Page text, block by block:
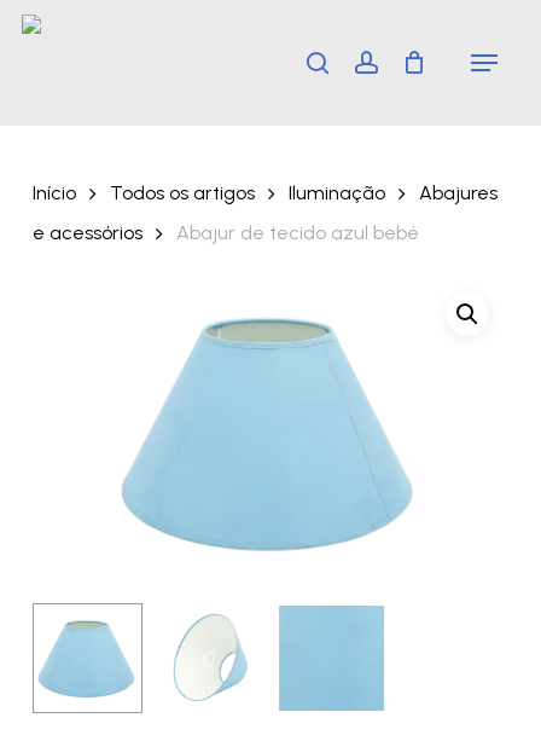
Skip
search account Menu
Início Todos os artigos Iluminação
Abajures
e acessórios
Abajur de tecido azul bebé